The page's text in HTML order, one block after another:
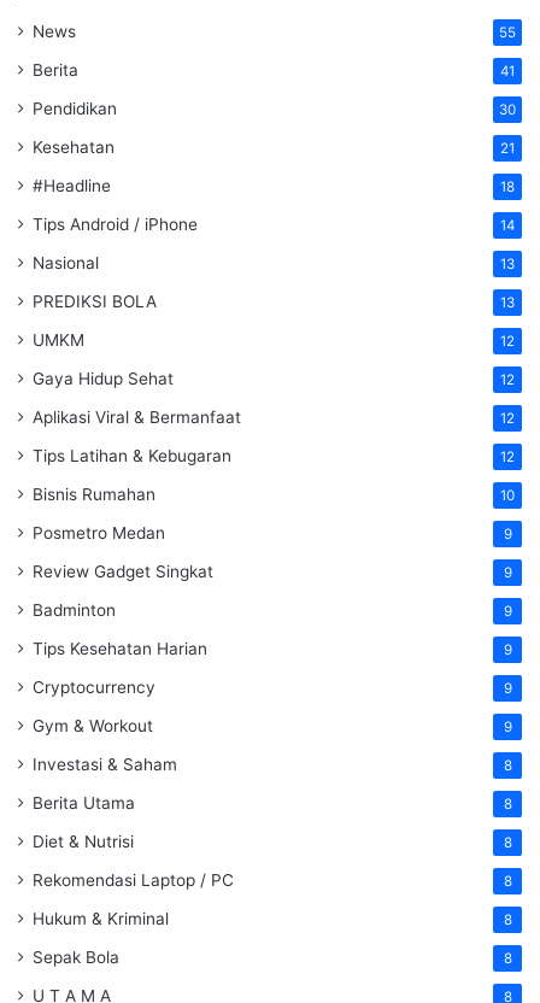
News 55
Berita 41
Pendidikan 30
Kesehatan 21
#Headline 18
Tips Android / iPhone 14
Nasional 13
PREDIKSI BOLA 13
UMKM 12
Gaya Hidup Sehat 12
Aplikasi Viral & Bermanfaat 12
Tips Latihan & Kebugaran 12
Bisnis Rumahan 10
Posmetro Medan 9
Review Gadget Singkat 9
Badminton 9
Tips Kesehatan Harian 9
Cryptocurrency 9
Gym & Workout 9
Investasi & Saham 8
Berita Utama 8
Diet & Nutrisi 8
Rekomendasi Laptop / PC 8
Hukum & Kriminal 8
Sepak Bola 8
U T A M A 8